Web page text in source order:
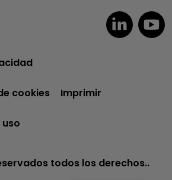
cookies Imprimir
todos los derechos..